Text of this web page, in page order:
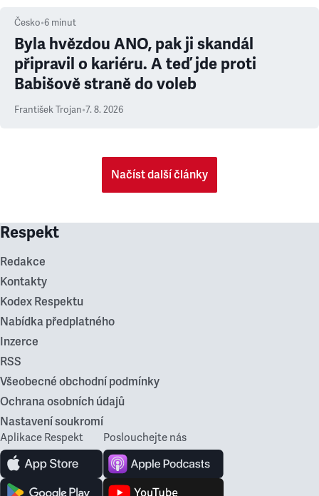
Česko•6 minut
Byla hvězdou ANO, pak ji skandál
připravil o kariéru. A teď jde proti
Babišově straně do voleb
František Trojan•7. 8. 2026
Načíst další články
Respekt
Redakce
Kontakty
Kodex Respektu
Nabídka předplatného
Inzerce
RSS
Všeobecné obchodní podmínky
Ochrana osobních údajů
Nastavení soukromí
Aplikace Respekt Poslouchejte nás